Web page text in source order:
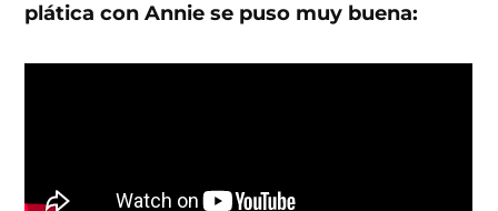
plática con Annie se puso muy buena: